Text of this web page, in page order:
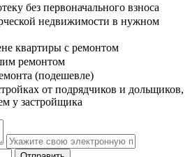
без первоначального взноса
недвижимости в нужном
квартиры с ремонтом
ремонтом
(подешевле)
от подрядчиков и дольщиков,
у застройщика